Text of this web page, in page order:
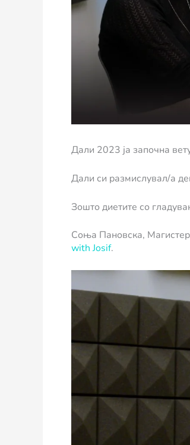
Дали 2023 ја започна
Дали си размислувал/а
Зошто диетите со
Соња Пановска, Магистер
with Josif.